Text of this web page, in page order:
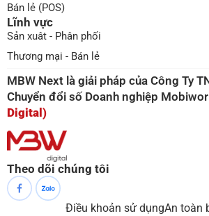
Bán lẻ (POS)
Lĩnh vực
Sản xuât - Phân phối
Thương mại - Bán lẻ
MBW Next là giải pháp của Công Ty
Chuyển đổi số Doanh nghiệp
Digital)
Theo dõi chúng tôi
Điều khoản sử dụngAn toàn